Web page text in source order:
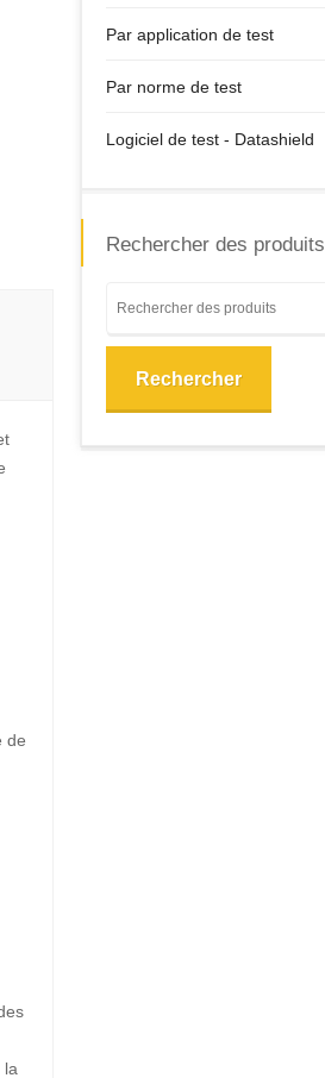
de
la
Par application de test
Par norme de test
Logiciel de test - Datashield
Rechercher des produits
Rechercher